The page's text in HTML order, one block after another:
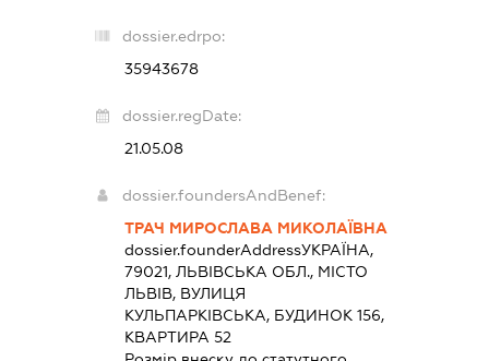
dossier.edrpo:
35943678
dossier.regDate:
21.05.08
dossier.foundersAndBenef:
ТРАЧ МИРОСЛАВА МИКОЛАЇВНА
dossier.founderAddressУКРАЇНА,
79021, ЛЬВІВСЬКА ОБЛ., МІСТО
ЛЬВІВ, ВУЛИЦЯ
КУЛЬПАРКІВСЬКА, БУДИНОК 156,
КВАРТИРА 52